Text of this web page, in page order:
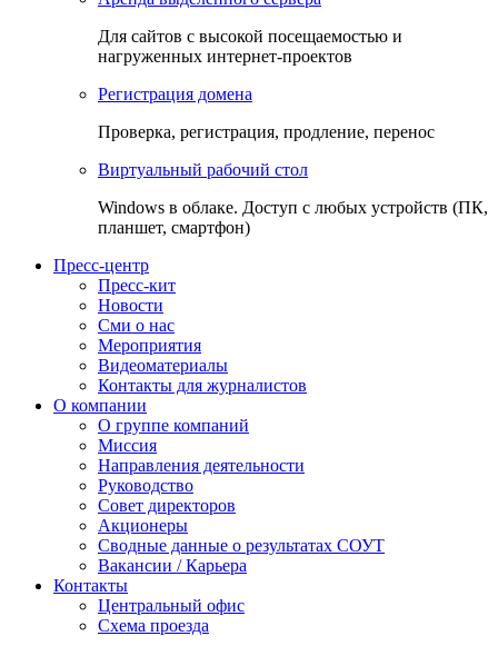
Для сайтов с высокой посещаемостью и
нагруженных интернет-проектов
Регистрация домена
Проверка, регистрация, продление, перенос
Виртуальный рабочий стол
Windows в облаке. Доступ с любых устройств (ПК,
планшет, смартфон)
Пресс-центр
Пресс-кит
Новости
Сми о нас
Мероприятия
Видеоматериалы
Контакты для журналистов
О компании
О группе компаний
Миссия
Направления деятельности
Руководство
Совет директоров
Акционеры
Сводные данные о результатах СОУТ
Вакансии / Карьера
Контакты
Центральный офис
Схема проезда